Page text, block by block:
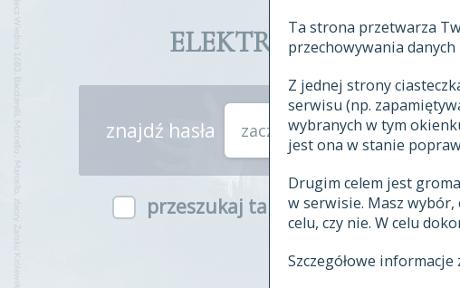
Ta strona przetwarza
przechowywania
Z jednej strony
serwisu (np.
wybranych w tym
jest ona w stanie
Drugim celem jest
w serwisie. Masz
celu, czy nie. W celu
Szczegółowe
ELEKTRONICZNY
znajdź hasła zaczynające się od
przeszukaj także hasła w indeksie